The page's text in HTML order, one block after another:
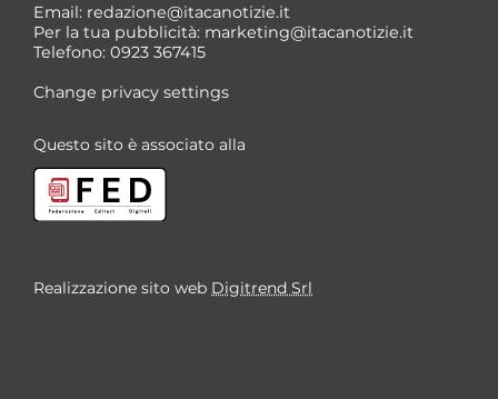
Email: redazione@itacanotizie.it
Per la tua pubblicità: marketing@itacanotizie.it
Telefono: 0923 367415
Change privacy settings
Questo sito è associato alla
Realizzazione sito web Digitrend Srl